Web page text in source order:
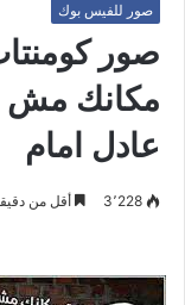
صور للفيس بوك
صور
مكانك مش
عادل امام
3٬228 أقل من